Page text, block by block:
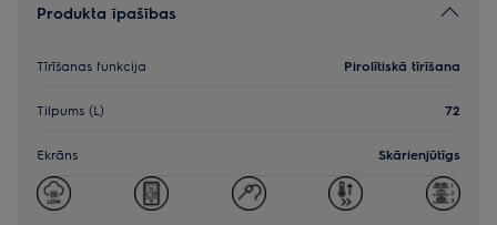
Produkta īpašības
Tīrīšanas funkcija Pirolītiskā tīrīšana
Tilpums (L) 72
Ekrāns Skārienjūtīgs